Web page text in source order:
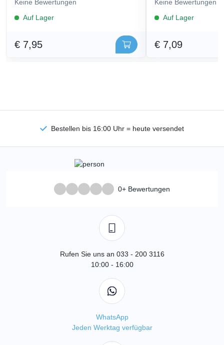
Keine Bewertungen
Auf Lager
€ 7,95
Keine Bewertungen
Auf Lager
€ 7,09
Bestellen bis 16:00 Uhr = heute versendet
0+ Bewertungen
Rufen Sie uns an 033 - 200 3116
10:00 - 16:00
WhatsApp
Jeden Werktag verfügbar